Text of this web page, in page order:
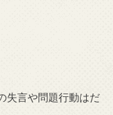
失言や問題行動はだ